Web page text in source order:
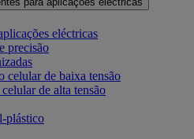
eléctricas
precisão
celular de baixa tensão
de alta tensão
plástico